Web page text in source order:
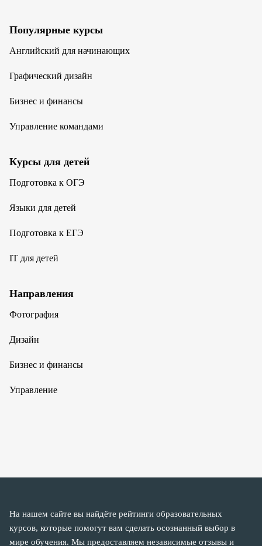
Популярные курсы
Английский для начинающих
Графический дизайн
Бизнес и финансы
Управление командами
Курсы для детей
Подготовка к ОГЭ
Языки для детей
Подготовка к ЕГЭ
IT для детей
Направления
Фотография
Дизайн
Бизнес и финансы
Управление
На нашем сайте вы найдёте рейтинги образовательных
курсов, которые помогут вам сделать осознанный выбор в
мире обучения. Мы предоставляем независимые отзывы и